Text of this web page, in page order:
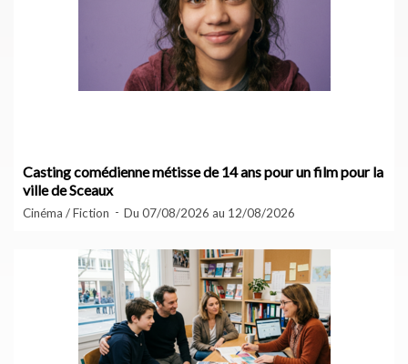
Casting comédienne métisse de 14 ans pour un film pour la
ville de Sceaux
Cinéma / Fiction Du 07/08/2026 au 12/08/2026